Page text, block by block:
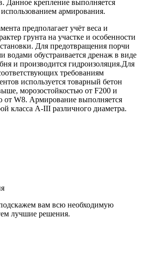
Данное крепление выполняется
армирования.
предполагает учёт веса и
грунта на участке и особенности
Для предотвращения порчи
водами обустраивается дренаж в виде
и производится гидроизоляция.Для
требованиям
используется товарный бетон
морозостойкостью от F200 и
от W8. Армирование выполняется
класса A-III различного диаметра.
вам всю необходимую
лучшие решения.